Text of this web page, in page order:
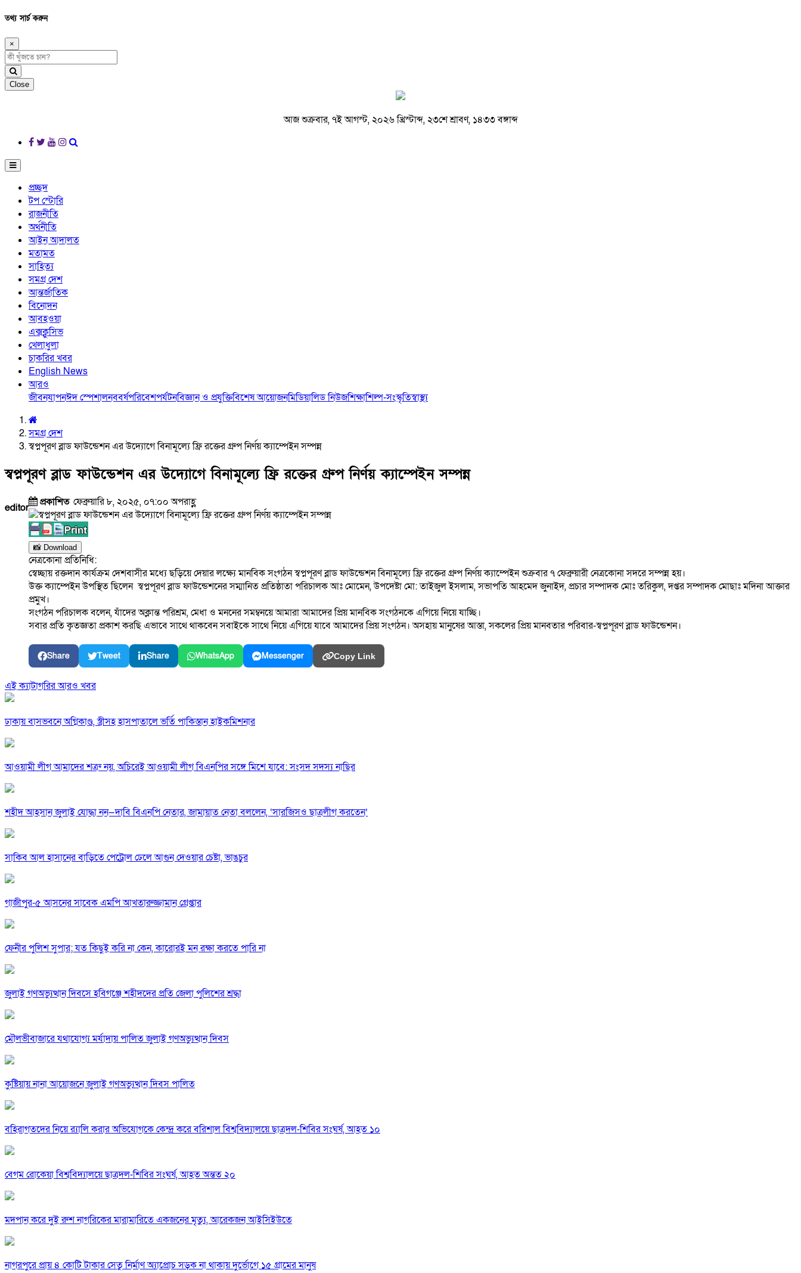
তথ্য সার্চ করুন
×
Close
আজ শুক্রবার, ৭ই আগস্ট, ২০২৬ খ্রিস্টাব্দ, ২৩শে শ্রাবণ, ১৪৩৩ বঙ্গাব্দ
প্রচ্ছদ
টপ স্টোরি
রাজনীতি
অর্থনীতি
আইন আদালত
মতামত
সাহিত্য
সমগ্র দেশ
আন্তর্জাতিক
বিনোদন
আবহওয়া
এক্সক্লুসিভ
খেলাধুলা
চাকরির খবর
English News
আরও
জীবনযাপনঈদ স্পেশালনববর্ষপরিবেশপর্যটনবিজ্ঞান ও প্রযুক্তিবিশেষ আয়োজনমিডিয়ালিড নিউজশিক্ষাশিল্প-সংস্কৃতিস্বাস্থ্য
সমগ্র দেশ
স্বপ্নপূরণ ব্লাড ফাউন্ডেশন এর উদ্যোগে বিনামূল্যে ফ্রি রক্তের গ্রুপ নির্ণয় ক্যাম্পেইন সম্পন্ন
স্বপ্নপূরণ ব্লাড ফাউন্ডেশন এর উদ্যোগে বিনামূল্যে ফ্রি রক্তের গ্রুপ নির্ণয় ক্যাম্পেইন সম্পন্ন
editor প্রকাশিত ফেব্রুয়ারি ৮, ২০২৫, ০৭:০০ অপরাহ্ণ
📸 Download
নেত্রকোনা প্রতিনিধি:
স্বেচ্ছায় রক্তদান কার্যক্রম দেশবাসীর মধ্যে ছড়িয়ে দেয়ার লক্ষ্যে মানবিক সংগঠন স্বপ্নপূরণ ব্লাড ফাউন্ডেশন বিনামূল্যে ফ্রি রক্তের গ্রুপ নির্ণয় ক্যাম্পেইন শুক্রবার ৭ ফেব্রুয়ারী নেত্রকোনা সদরে সম্পন্ন হয়।
উক্ত ক্যাম্পেইন উপস্থিত ছিলেন স্বপ্নপূরণ ব্লাড ফাউন্ডেশনের সম্মানিত প্রতিষ্ঠাতা পরিচালক আঃ মোমেন, উপদেষ্টা মো: তাইজুল ইসলাম, সভাপতি আহমেদ জুনাইদ, প্রচার সম্পাদক মোঃ তরিকুল, দপ্তর সম্পাদক মোছাঃ মদিনা আক্তার
প্রমুখ।
সংগঠন পরিচালক বলেন, যাঁদের অক্লান্ত পরিশ্রম, মেধা ও মননের সমম্বনয়ে আমারা আমাদের প্রিয় মানবিক সংগঠনকে এগিয়ে নিয়ে যাচ্ছি।
সবার প্রতি কৃতজ্ঞতা প্রকাশ করছি এভাবে সাথে থাকবেন সবাইকে সাথে নিয়ে এগিয়ে যাবে আমাদের প্রিয় সংগঠন। অসহায় মানুষের আস্তা, সকলের প্রিয় মানবতার পরিবার-স্বপ্নপূরণ ব্লাড ফাউন্ডেশন।
Share Tweet Share WhatsApp Messenger Copy Link
এই ক্যাটাগরির আরও খবর
ঢাকায় বাসভবনে অগ্নিকাণ্ড, স্ত্রীসহ হাসপাতালে ভর্তি পাকিস্তান হাইকমিশনার
আওয়ামী লীগ আমাদের শত্রু নয়, অচিরেই আওয়ামী লীগ বিএনপির সঙ্গে মিশে যাবে: সংসদ সদস্য নাছির
শহীদ আহসান জুলাই যোদ্ধা নন—দাবি বিএনপি নেতার, জামায়াত নেতা বললেন, ‘সারজিসও ছাত্রলীগ করতেন’
সাকিব আল হাসানের বাড়িতে পেট্রোল ঢেলে আগুন দেওয়ার চেষ্টা, ভাঙচুর
গাজীপুর-৫ আসনের সাবেক এমপি আখতারুজ্জামান গ্রেপ্তার
ফেনীর পুলিশ সুপার; যত কিছুই করি না কেন, কারোরই মন রক্ষা করতে পারি না
জুলাই গণঅভ্যুত্থান দিবসে হবিগঞ্জে শহীদদের প্রতি জেলা পুলিশের শ্রদ্ধা
মৌলভীবাজারে যথাযোগ্য মর্যাদায় পালিত জুলাই গণঅভ্যুত্থান দিবস
কুষ্টিয়ায় নানা আয়োজনে জুলাই গণঅভ্যুত্থান দিবস পালিত
বহিরাগতদের নিয়ে র‍্যালি করার অভিযোগকে কেন্দ্র করে বরিশাল বিশ্ববিদ্যালয়ে ছাত্রদল-শিবির সংঘর্ষ, আহত ১০
বেগম রোকেয়া বিশ্ববিদ্যালয়ে ছাত্রদল-শিবির সংঘর্ষ, আহত অন্তত ২০
মদপান করে দুই রুশ নাগরিকের মারামারিতে একজনের মৃত্যু, আরেকজন আইসিইউতে
নাগরপুরে প্রায় ৪ কোটি টাকার সেতু নির্মাণ অ্যাপ্রোচ সড়ক না থাকায় দুর্ভোগে ১৫ গ্রামের মানুষ